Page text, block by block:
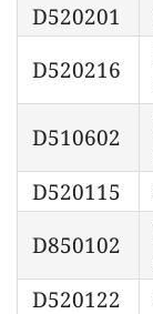
D520201
D520216
D510602
D520115
D850102
D520122